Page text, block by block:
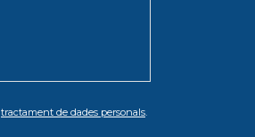
tractament de dades personals.